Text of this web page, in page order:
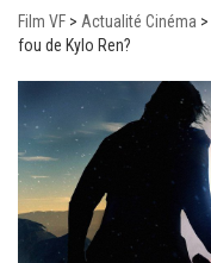
Film VF > Actualité Cinéma >
fou de Kylo Ren?